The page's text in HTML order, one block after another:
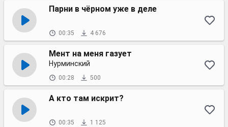
Парни в чёрном уже в деле
00:35 4 676
Мент на меня газует
Нурминский
00:28 500
А кто там искрит?
00:35 1 125